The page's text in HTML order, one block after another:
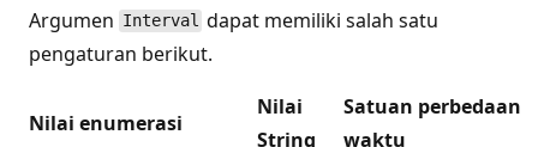
Argumen Interval dapat memiliki salah satu
pengaturan berikut.
Nilai enumerasi
Nilai
String
Satuan perbedaan
waktu